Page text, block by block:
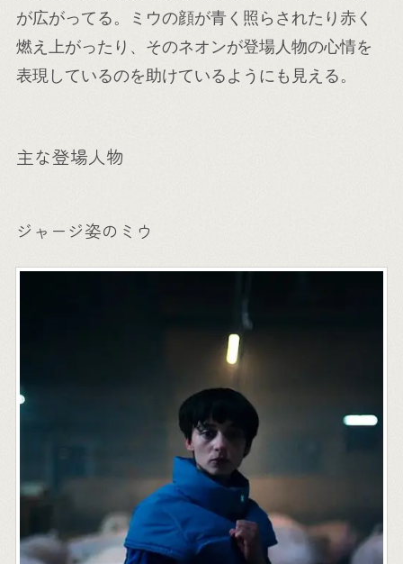
が広がってる。ミウの顔が青く照らされたり赤く
燃え上がったり、そのネオンが登場人物の心情を
表現しているのを助けているようにも見える。
主な登場人物
ジャージ姿のミウ